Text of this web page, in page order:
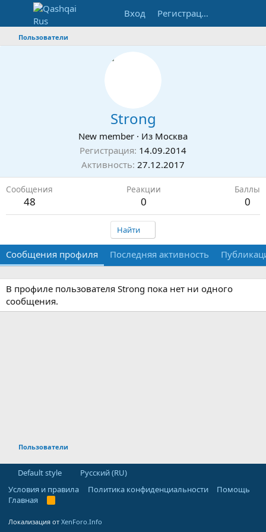
Вход Регистрация
Пользователи
Strong
New member · Из Москва
Регистрация 14.09.2014
Активность 27.12.2017
Сообщения
48
Реакции
0
Баллы
0
Найти
Сообщения профиля Последняя активность
В профиле пользователя Strong пока нет ни одного
сообщения.
Пользователи
Default style
Русский (RU)
Условия и правила
Политика конфиденциальности
Помощь
Главная
R
Локализация от XenForo.Info